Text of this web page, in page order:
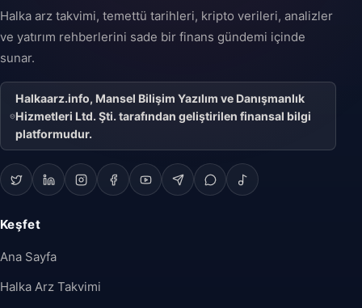
Halka arz takvimi, temettü tarihleri, kripto verileri, analizler
ve yatırım rehberlerini sade bir finans gündemi içinde
sunar.
Halkaarz.info, Mansel Bilişim Yazılım ve Danışmanlık
Hizmetleri Ltd. Şti. tarafından geliştirilen finansal bilgi
platformudur.
Keşfet
Ana Sayfa
Halka Arz Takvimi